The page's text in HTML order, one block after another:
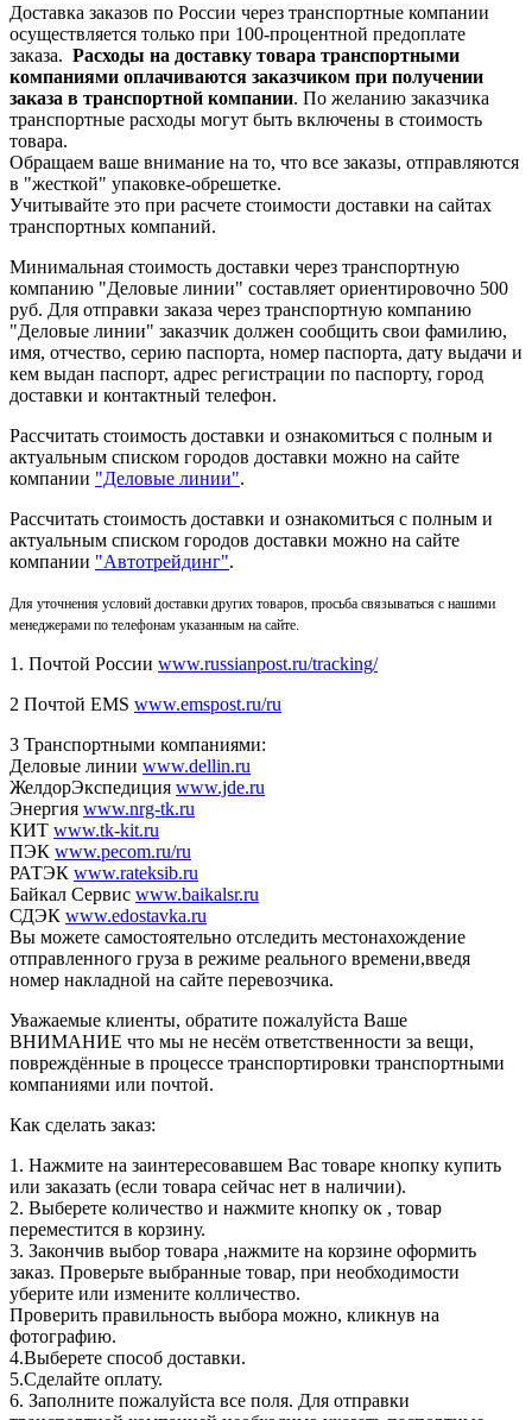
Доставка заказов по России через транспортные компании
осуществляется только при 100-процентной предоплате
заказа. Расходы на доставку товара транспортными
компаниями оплачиваются заказчиком при получении
заказа в транспортной компании. По желанию заказчика
транспортные расходы могут быть включены в стоимость
товара.
Обращаем ваше внимание на то, что все заказы, отправляются
в "жесткой" упаковке-обрешетке.
Учитывайте это при расчете стоимости доставки на сайтах
транспортных компаний.
Минимальная стоимость доставки через транспортную
компанию "Деловые линии" составляет ориентировочно 500
руб. Для отправки заказа через транспортную компанию
"Деловые линии" заказчик должен сообщить свои фамилию,
имя, отчество, серию паспорта, номер паспорта, дату выдачи и
кем выдан паспорт, адрес регистрации по паспорту, город
доставки и контактный телефон.
Рассчитать стоимость доставки и ознакомиться с полным и
актуальным списком городов доставки можно на сайте
компании "Деловые линии".
Рассчитать стоимость доставки и ознакомиться с полным и
актуальным списком городов доставки можно на сайте
компании "Автотрейдинг".
Для уточнения условий доставки других товаров, просьба связываться с нашими
менеджерами по телефонам указанным на сайте.
1. Почтой России www.russianpost.ru/tracking/
2 Почтой EMS www.emspost.ru/ru
3 Транспортными компаниями:
Деловые линии www.dellin.ru
ЖелдорЭкспедиция www.jde.ru
Энергия www.nrg-tk.ru
КИТ www.tk-kit.ru
ПЭК www.pecom.ru/ru
РАТЭК www.rateksib.ru
Байкал Сервис www.baikalsr.ru
СДЭК www.edostavka.ru
Вы можете самостоятельно отследить местонахождение
отправленного груза в режиме реального времени,введя
номер накладной на сайте перевозчика.
Уважаемые клиенты, обратите пожалуйста Ваше
ВНИМАНИЕ что мы не несём ответственности за вещи,
повреждённые в процессе транспортировки транспортными
компаниями или почтой.
Как сделать заказ:
1. Нажмите на заинтересовавшем Вас товаре кнопку купить
или заказать (если товара сейчас нет в наличии).
2. Выберете количество и нажмите кнопку ок , товар
переместится в корзину.
3. Закончив выбор товара ,нажмите на корзине оформить
заказ. Проверьте выбранные товар, при необходимости
уберите или измените колличество.
Проверить правильность выбора можно, кликнув на
фотографию.
4.Выберете способ доставки.
5.Сделайте оплату.
6. Заполните пожалуйста все поля. Для отправки